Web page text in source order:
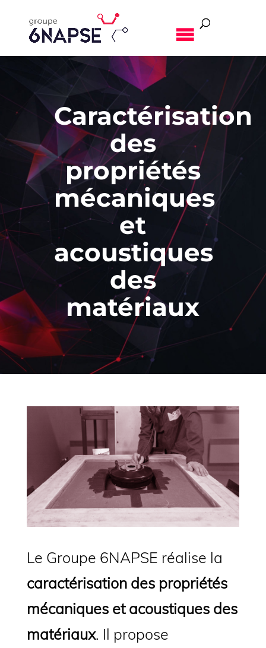
Caractérisation
des
propriétés
mécaniques
et
acoustiques
des
matériaux
Le Groupe 6NAPSE réalise la
caractérisation des propriétés
mécaniques et acoustiques des
matériaux. Il propose